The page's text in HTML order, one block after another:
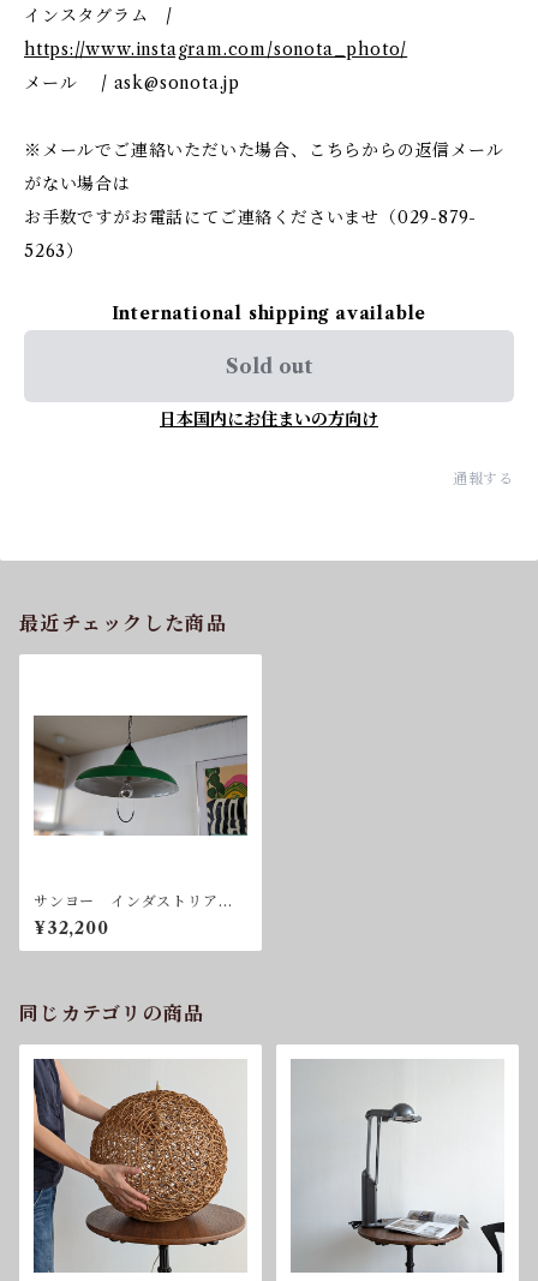
インスタグラム /
https://www.instagram.com/sonota_photo/
メール / ask@sonota.jp
※メールでご連絡いただいた場合、こちらからの返信メール
がない場合は
お手数ですがお電話にてご連絡くださいませ（029-879-
5263）
International shipping available
Sold out
日本国内にお住まいの方向け
通報する
最近チェックした商品
サンヨー インダストリア
ル Hanging Lamp 送料込
¥32,200
同じカテゴリの商品